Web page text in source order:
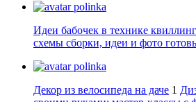
polinka
Идеи бабочек в технике квиллинг
схемы сборки, идеи и фото
polinka
Декор из велосипеда на даче 1